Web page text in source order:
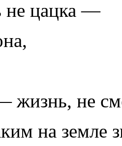
не цацка —
жизнь, не
на земле